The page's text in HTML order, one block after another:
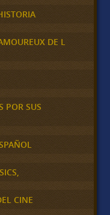
DE L
POR SUS
CINE